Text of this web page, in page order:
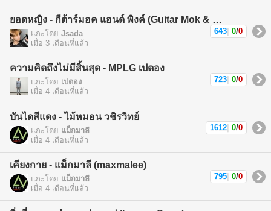
ยอดหญิง - กีต้าร์มอค แอนด์ พิงค์ (Guitar Mok & Pink)
แกะโดย Jsada
เมื่อ 3 เดือนที่แล้ว
643 0/0
ความคิดถึงไม่มีสิ้นสุด - MPLG เปตอง
แกะโดย เปตอง
เมื่อ 4 เดือนที่แล้ว
723 0/0
บันไดสีแดง - ไม้หมอน วชิรวิทย์
แกะโดย แม็กมาลี
เมื่อ 4 เดือนที่แล้ว
1612 0/0
เคียงกาย - แม็กมาลี (maxmalee)
แกะโดย แม็กมาลี
เมื่อ 4 เดือนที่แล้ว
795 0/0